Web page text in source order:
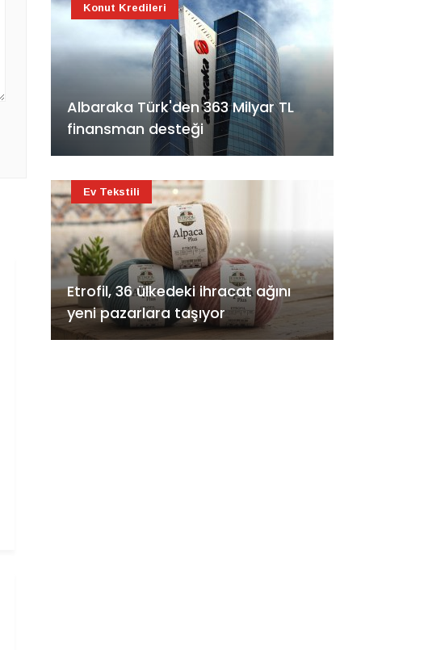
Albaraka Türk'den 363 Milyar TL
finansman desteği
Konut Kredileri
Etrofil, 36 ülkedeki ihracat ağını
yeni pazarlara taşıyor
Ev Tekstili